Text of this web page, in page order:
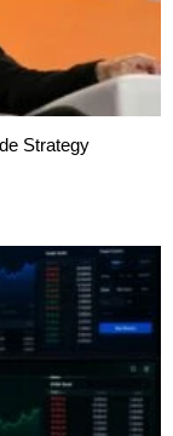
Strategy